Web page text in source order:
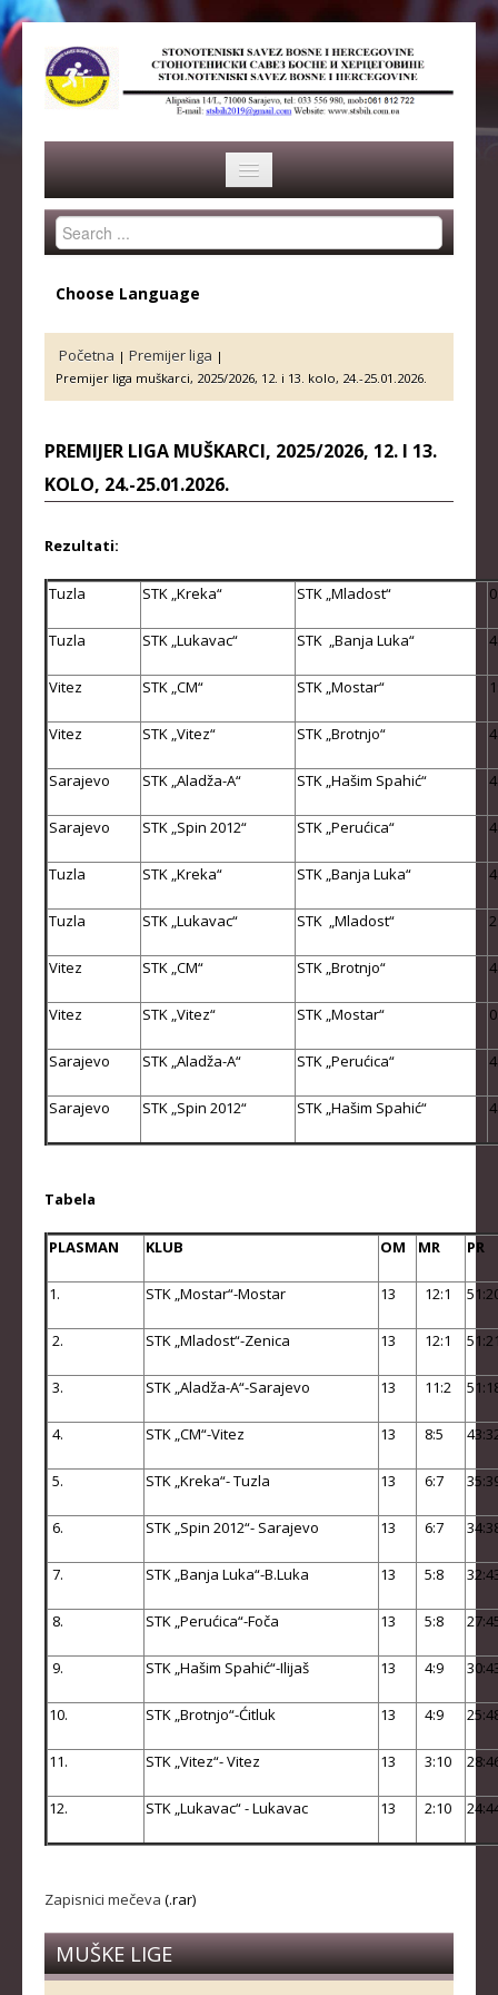
ISTORIJA
ORGANI SAVEZA
OSNOVNI PODACI
REPREZENTACIJA
STRUČNI ŠTAB REPREZENTACIJE
ŽENSKA SENIORSKA REPREZENTACIJA
MUŠKA KADETSKA REPREZENTACIJA
ŽENSKA KADETSKA REPREZENTACIJA
RANG LISTE
SENIORI
SENIORKE
JUNIORI
JUNIORKE
MLAĐI KADETI
MLAĐE KADETKINJE
NAJMLAĐI KADETI
DOKUMENTI
KALENDARI I RASPOREDI
OBRASCI
OPŠTI DOKUMENTI
IZVJEŠTAJI I ZAPISNICI
KLUBOVI
KONTAKT
LINKOVI
Search
...
Choose Language
Početna | Premijer liga |
Premijer liga muškarci, 2025/2026, 12. i 13. kolo, 24.-25.01.2026.
PREMIJER LIGA MUŠKARCI, 2025/2026, 12. I 13.
KOLO, 24.-25.01.2026.
Rezultati:
Tuzla STK „Kreka“ STK „Mladost“
Tuzla STK „Lukavac“ STK „Banja Luka“
Vitez STK „CM“ STK „Mostar“
Vitez STK „Vitez“ STK „Brotnjo“
Sarajevo STK „Aladža-A“ STK „Hašim Spahić“
Sarajevo STK „Spin 2012“ STK „Perućica“
Tuzla STK „Kreka“ STK „Banja Luka“
Tuzla STK „Lukavac“ STK „Mladost“
Vitez STK „CM“ STK „Brotnjo“
Vitez STK „Vitez“ STK „Mostar“
Sarajevo STK „Aladža-A“ STK „Perućica“
Sarajevo STK „Spin 2012“ STK „Hašim Spahić“
Tabela
PLASMAN KLUB OM MR PR
1. STK „Mostar“-Mostar 13 12:1
2. STK „Mladost“-Zenica 13 12:1
3. STK „Aladža-A“-Sarajevo 13 11:2
4. STK „CM“-Vitez 13 8:5
5. STK „Kreka“- Tuzla 13 6:7
6. STK „Spin 2012“- Sarajevo 13 6:7
7. STK „Banja Luka“-B.Luka 13 5:8
8. STK „Perućica“-Foča 13 5:8
9. STK „Hašim Spahić“-Ilijaš 13 4:9
10. STK „Brotnjo“-Ćitluk 13 4:9
11. STK „Vitez“- Vitez 13 3:10
12. STK „Lukavac“ - Lukavac 13 2:10
Zapisnici mečeva (.rar)
MUŠKE LIGE